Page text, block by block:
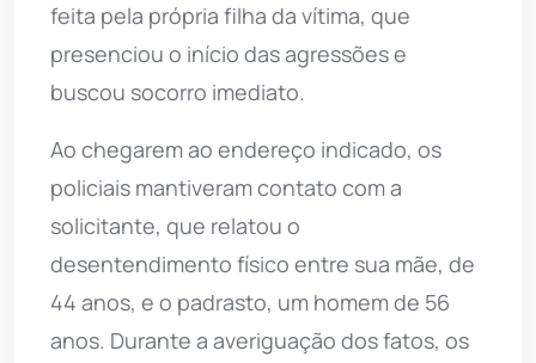
feita pela própria filha da vítima, que
presenciou o início das agressões e
buscou socorro imediato.
Ao chegarem ao endereço indicado, os
policiais mantiveram contato com a
solicitante, que relatou o
desentendimento físico entre sua mãe, de
44 anos, e o padrasto, um homem de 56
anos. Durante a averiguação dos fatos, os